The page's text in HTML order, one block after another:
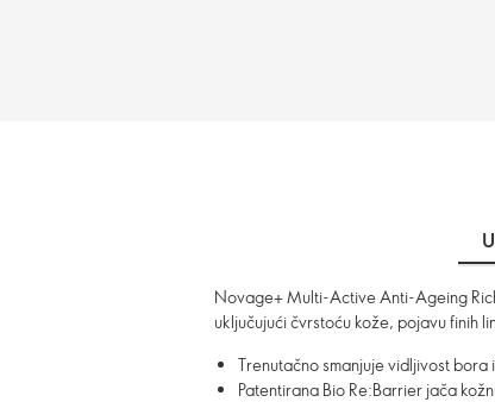
Novage+ Multi-Active Anti-Ageing
uključujući čvrstoću kože, pojavu finih
Trenutačno smanjuje vidljivost
Patentirana Bio Re:Barrier jača